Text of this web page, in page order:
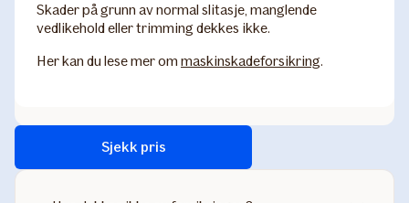
Skader på grunn av normal slitasje, manglende
vedlikehold eller trimming dekkes ikke.
Her kan du lese mer om maskinskadeforsikring.
Sjekk pris